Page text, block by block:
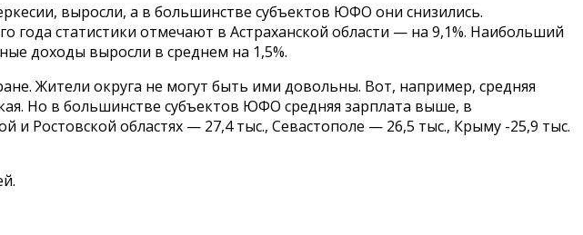
выросли, а в большинстве субъектов ЮФО они снизились.
статистики отмечают в Астраханской области — на 9,1%. Наибольший
доходы выросли в среднем на 1,5%.
Жители округа не могут быть ими довольны. Вот, например, средняя
Но в большинстве субъектов ЮФО средняя зарплата выше, в
и Ростовской областях — 27,4 тыс., Севастополе — 26,5 тыс., Крыму -25,9 тыс.